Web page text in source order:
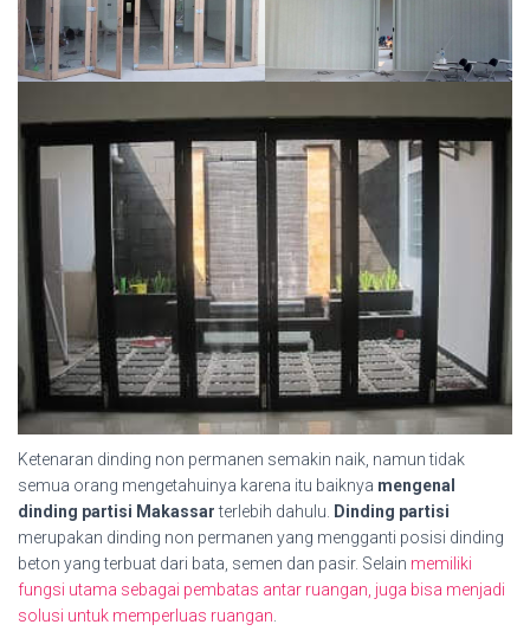
Ketenaran dinding non permanen semakin naik, namun tidak
semua orang mengetahuinya karena itu baiknya mengenal
dinding partisi Makassarterlebih dahulu.
Dinding partisi
merupakan dinding non permanen yang mengganti posisi dinding
beton yang terbuat dari bata, semen dan pasir. Selain memiliki
fungsi utama sebagai pembatas antar ruangan, juga bisa menjadi
solusi untuk memperluas ruangan